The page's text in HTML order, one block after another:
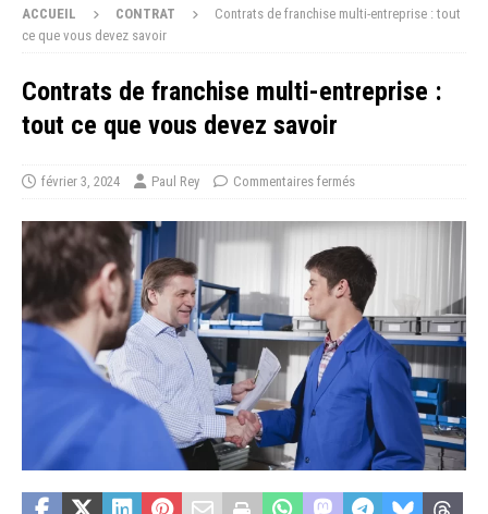
ACCUEIL CONTRAT
Contrats de franchise multi-entreprise : tout
ce que vous devez savoir
Contrats de franchise multi-entreprise :
tout ce que vous devez savoir
février 3, 2024 Paul Rey Commentaires fermés